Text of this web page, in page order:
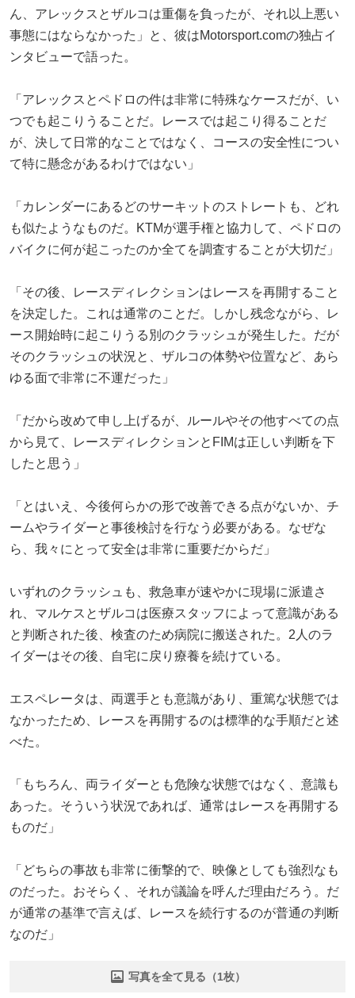
ん、アレックスとザルコは重傷を負ったが、それ以上悪い
事態にはならなかった」と、彼はMotorsport.comの独占イ
ンタビューで語った。
「アレックスとペドロの件は非常に特殊なケースだが、い
つでも起こりうることだ。レースでは起こり得ることだ
が、決して日常的なことではなく、コースの安全性につい
て特に懸念があるわけではない」
「カレンダーにあるどのサーキットのストレートも、どれ
も似たようなものだ。KTMが選手権と協力して、ペドロの
バイクに何が起こったのか全てを調査することが大切だ」
「その後、レースディレクションはレースを再開すること
を決定した。これは通常のことだ。しかし残念ながら、レ
ース開始時に起こりうる別のクラッシュが発生した。だが
そのクラッシュの状況と、ザルコの体勢や位置など、あら
ゆる面で非常に不運だった」
「だから改めて申し上げるが、ルールやその他すべての点
から見て、レースディレクションとFIMは正しい判断を下
したと思う」
「とはいえ、今後何らかの形で改善できる点がないか、チ
ームやライダーと事後検討を行なう必要がある。なぜな
ら、我々にとって安全は非常に重要だからだ」
いずれのクラッシュも、救急車が速やかに現場に派遣さ
れ、マルケスとザルコは医療スタッフによって意識がある
と判断された後、検査のため病院に搬送された。2人のラ
イダーはその後、自宅に戻り療養を続けている。
エスペレータは、両選手とも意識があり、重篤な状態では
なかったため、レースを再開するのは標準的な手順だと述
べた。
「もちろん、両ライダーとも危険な状態ではなく、意識も
あった。そういう状況であれば、通常はレースを再開する
ものだ」
「どちらの事故も非常に衝撃的で、映像としても強烈なも
のだった。おそらく、それが議論を呼んだ理由だろう。だ
が通常の基準で言えば、レースを続行するのが普通の判断
なのだ」
写真を全て見る（1枚）